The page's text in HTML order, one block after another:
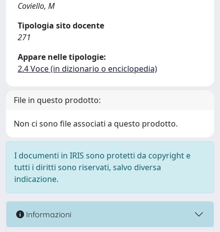
Coviello, M
Tipologia sito docente
271
Appare nelle tipologie:
2.4 Voce (in dizionario o enciclopedia)
File in questo prodotto:
Non ci sono file associati a questo prodotto.
I documenti in IRIS sono protetti da copyright e
tutti i diritti sono riservati, salvo diversa
indicazione.
Informazioni